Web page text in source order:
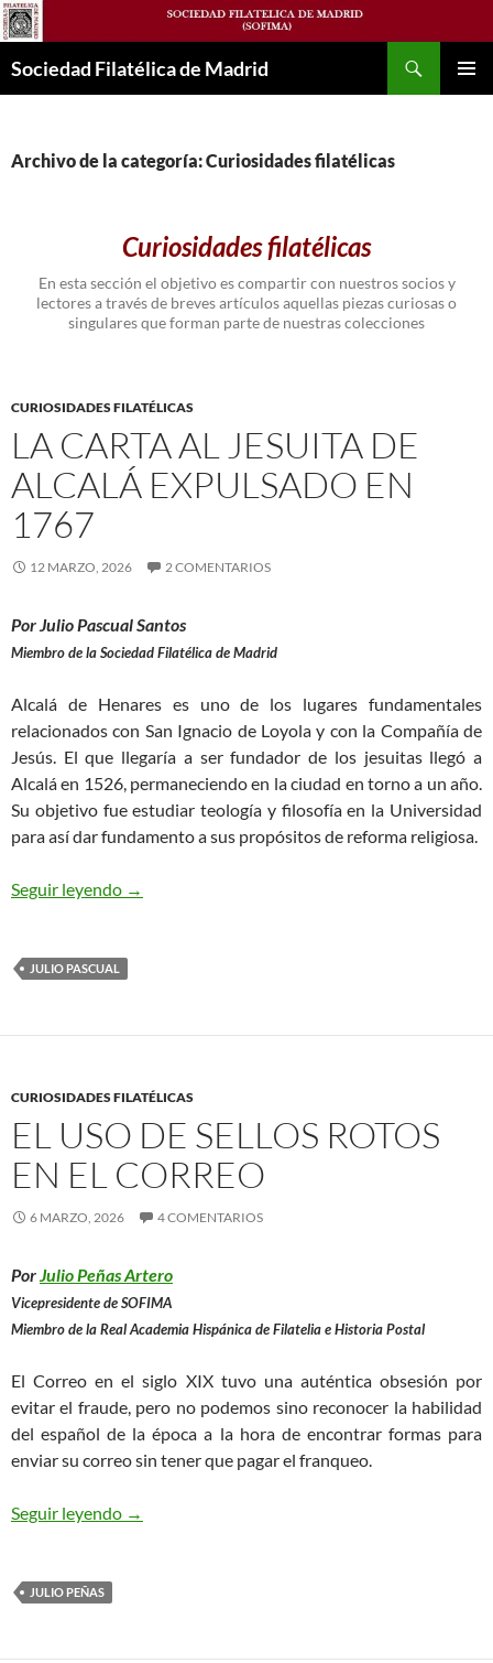
Saltar
al
contenido
Sociedad Filatélica de Madrid
Archivo de la categoría: Curiosidades filatélicas
Curiosidades filatélicas
En esta sección el objetivo es compartir con nuestros socios y
lectores a través de breves artículos aquellas piezas curiosas o
singulares que forman parte de nuestras colecciones
CURIOSIDADES FILATÉLICAS
LA CARTA AL JESUITA DE
ALCALÁ EXPULSADO EN
1767
12 MARZO, 2026 2 COMENTARIOS
Por Julio Pascual Santos
Miembro de la Sociedad Filatélica de Madrid
Alcalá de Henares es uno de los lugares fundamentales
relacionados con San Ignacio de Loyola y con la Compañía de
Jesús. El que llegaría a ser fundador de los jesuitas llegó a
Alcalá en 1526, permaneciendo en la ciudad en torno a un año.
Su objetivo fue estudiar teología y filosofía en la Universidad
para así dar fundamento a sus propósitos de reforma religiosa.
Seguir leyendo La carta al jesuita de Alcalá expulsado en 1767
→
JULIO PASCUAL
CURIOSIDADES FILATÉLICAS
EL USO DE SELLOS ROTOS
EN EL CORREO
6 MARZO, 2026 4 COMENTARIOS
PorJulio Peñas Artero
Vicepresidente de SOFIMA
Miembro de la Real Academia Hispánica de Filatelia e Historia Postal
El Correo en el siglo XIX tuvo una auténtica obsesión por
evitar el fraude, pero no podemos sino reconocer la habilidad
del español de la época a la hora de encontrar formas para
enviar su correo sin tener que pagar el franqueo.
Seguir leyendo El uso de sellos rotos en el correo
→
JULIO PEÑAS